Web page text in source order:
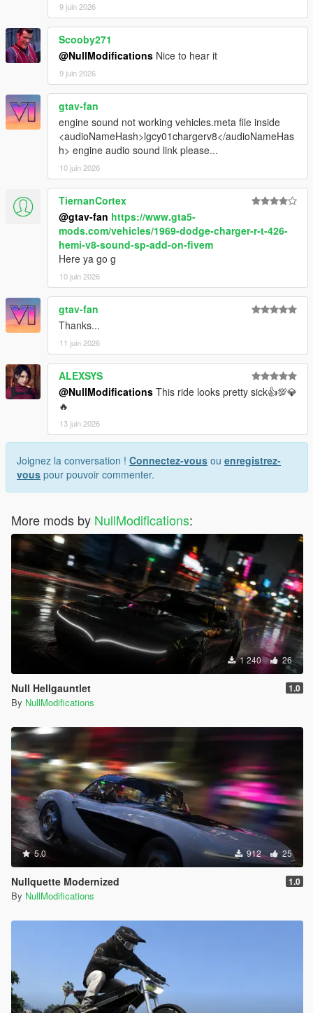
9 juin 2026
Scooby271
@NullModifications Nice to hear it
9 juin 2026
gtav-fan
engine sound not working vehicles.meta file inside
<audioNameHash>lgcy01chargerv8</audioNameHas
h> engine audio sound link please...
10 juin 2026
TiernanCortex
@gtav-fan https://www.gta5-
mods.com/vehicles/1969-dodge-charger-r-t-426-
hemi-v8-sound-sp-add-on-fivem
Here ya go g
10 juin 2026
gtav-fan
Thanks...
11 juin 2026
ALEXSYS
@NullModifications This ride looks pretty sick👍💯💎
🔥
13 juin 2026
Joignez la conversation ! Connectez-vous ou enregistrez-
vous pour pouvoir commenter.
More mods by NullModifications:
1 240 26
Null Hellgauntlet 1.0
By NullModifications
5.0 912 25
Nullquette Modernized 1.0
By NullModifications